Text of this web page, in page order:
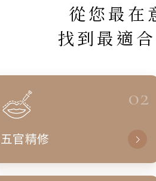
從您最在
找到最適
02
五官精修